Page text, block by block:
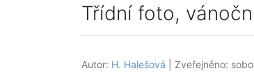
Třídní foto,
Autor: H. Halešová | Zveřejněno: